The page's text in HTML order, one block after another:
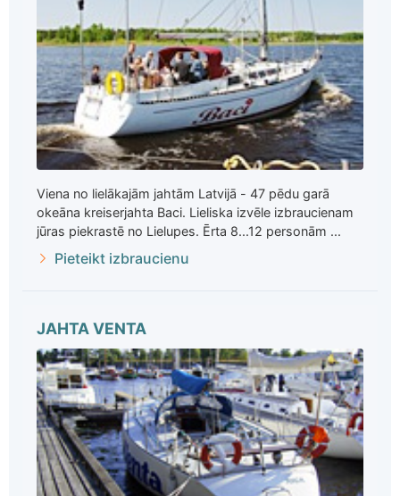
Viena no lielākajām jahtām Latvijā - 47 pēdu garā
okeāna kreiserjahta Baci. Lieliska izvēle izbraucienam
jūras piekrastē no Lielupes. Ērta 8...12 personām ...
Pieteikt izbraucienu
JAHTA VENTA